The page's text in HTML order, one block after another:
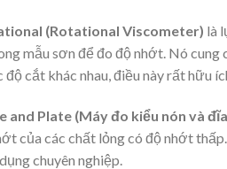
(Rotational Viscometer) là
mẫu sơn để đo độ nhớt. Nó cung
cắt khác nhau, điều này rất hữu
Plate (Máy đo kiểu nón và
của các chất lỏng có độ nhớt
chuyên nghiệp.